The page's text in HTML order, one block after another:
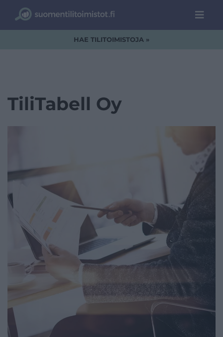
HAE TILITOIMISTOJA »
TiliTabell Oy